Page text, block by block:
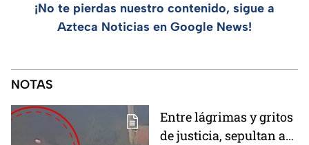
¡No te pierdas nuestro contenido, sigue a
Azteca Noticias en Google News!
NOTAS
Entre lágrimas y gritos
de justicia, sepultan a